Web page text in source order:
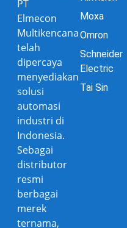
PT
Elmecon
Multikencana
telah
dipercaya
menyediakan
solusi
automasi
industri di
Indonesia.
Sebagai
distributor
resmi
berbagai
merek
ternama,
Moxa
Omron
Schneider
Electric
Tai Sin